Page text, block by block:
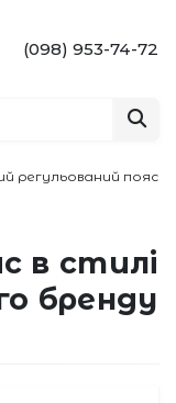
(098) 953-74-72
регульований пояс в
в стилі
бренду